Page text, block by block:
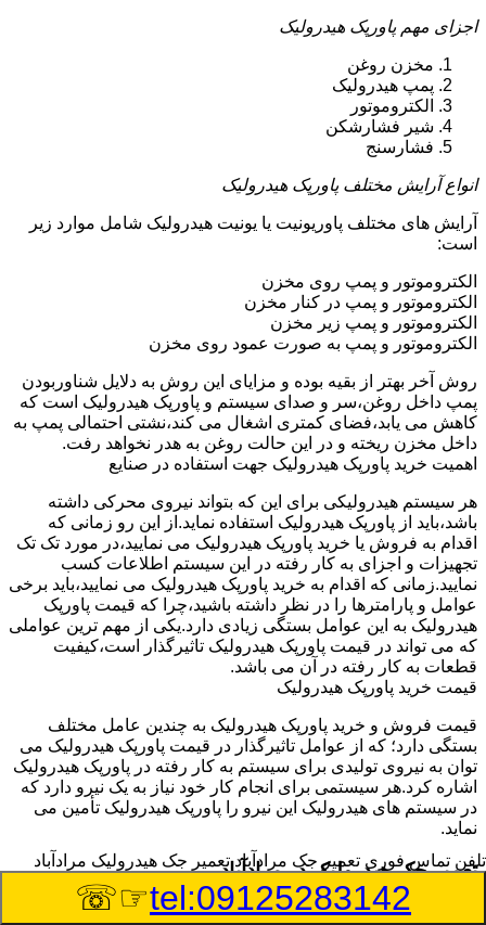
اجزای مهم پاورپک هیدرولیک
مخزن روغن
پمپ هیدرولیک
الکتروموتور
شیر فشارشکن
فشارسنج
انواع آرایش مختلف پاورپک هیدرولیک
آرایش های مختلف پاوریونیت یا یونیت هیدرولیک شامل موارد زیر
است:
الکتروموتور و پمپ روی مخزن
الکتروموتور و پمپ در کنار مخزن
الکتروموتور و پمپ زیر مخزن
الکتروموتور و پمپ به صورت عمود روی مخزن
روش آخر بهتر از بقیه بوده و مزایای این روش به دلایل شناوربودن
پمپ داخل روغن،سر و صدای سیستم و پاورپک هیدرولیک است که
کاهش می یابد،فضای کمتری اشغال می کند،نشتی احتمالی پمپ به
داخل مخزن ریخته و در این حالت روغن به هدر نخواهد رفت.
اهمیت خرید پاورپک هیدرولیک جهت استفاده در صنایع
هر سیستم هیدرولیکی برای این که بتواند نیروی محرکی داشته
باشد،باید از پاورپک هیدرولیک استفاده نماید.از این رو زمانی که
اقدام به فروش یا خرید پاورپک هیدرولیک می نمایید،در مورد تک تک
تجهیزات و اجزای به کار رفته در این سیستم اطلاعات کسب
نمایید.زمانی که اقدام به خرید پاورپک هیدرولیک می نمایید،باید برخی
عوامل و پارامترها را در نظر داشته باشید،چرا که قیمت پاورپک
هیدرولیک به این عوامل بستگی زیادی دارد.یکی از مهم ترین عواملی
که می تواند در قیمت پاورپک هیدرولیک تاثیرگذار است،کیفیت
قطعات به کار رفته در آن می باشد.
قیمت خرید پاورپک هیدرولیک
قیمت فروش و خرید پاورپک هیدرولیک به چندین عامل مختلف
بستگی دارد؛ که از عوامل تاثیرگذار در قیمت پاورپک هیدرولیک می
توان به نیروی تولیدی برای سیستم به کار رفته در پاورپک هیدرولیک
اشاره کرد.هر سیستمی برای انجام کار خود نیاز به یک نیرو دارد که
در سیستم های هیدرولیک این نیرو را پاورپک هیدرولیک تأمین می
نماید.
تعمیر جک هیدرولیک در مرادآباد
وسیله‎ای که با عملکرد خود موجب بلند شدن اهرم و یا وزن سنگین
تلفن تماس فوری تعمیر جک مرادآباد,تعمیر جک هیدرولیک مرادآباد
tel:09125283142
☞☏